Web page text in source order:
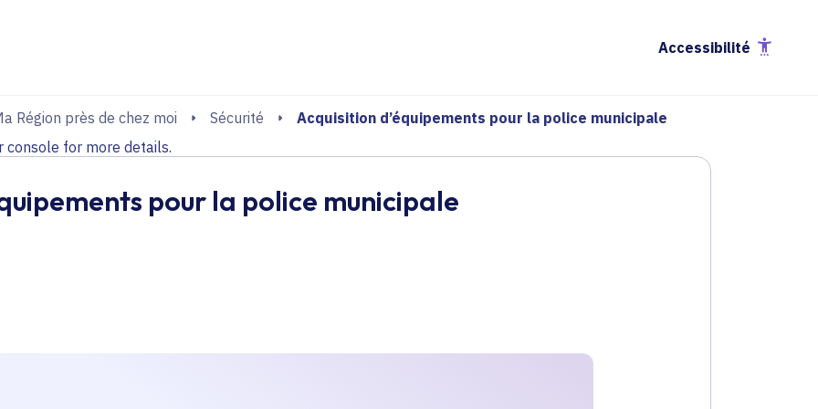
Accessibilité
Région près de chez moi Sécurité
Acquisition d’équipements pour la police municipale
console for more details.
pour la police municipale